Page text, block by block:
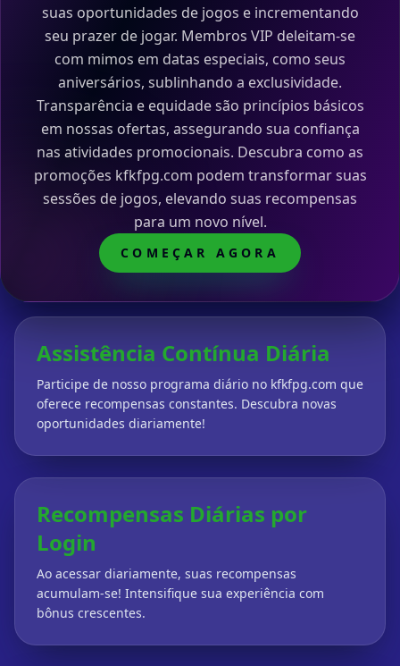
suas oportunidades de jogos e incrementando
seu prazer de jogar. Membros VIP deleitam-se
com mimos em datas especiais, como seus
aniversários, sublinhando a exclusividade.
Transparência e equidade são princípios básicos
em nossas ofertas, assegurando sua confiança
nas atividades promocionais. Descubra como as
promoções kfkfpg.com podem transformar suas
sessões de jogos, elevando suas recompensas
para um novo nível.
COMEÇAR AGORA
Assistência Contínua Diária
Participe de nosso programa diário no kfkfpg.com que
oferece recompensas constantes. Descubra novas
oportunidades diariamente!
Recompensas Diárias por
Login
Ao acessar diariamente, suas recompensas
acumulam-se! Intensifique sua experiência com
bônus crescentes.